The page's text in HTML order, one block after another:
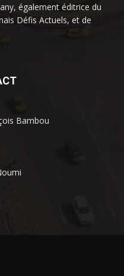
également éditrice du
Défis Actuels, et de
Bambou